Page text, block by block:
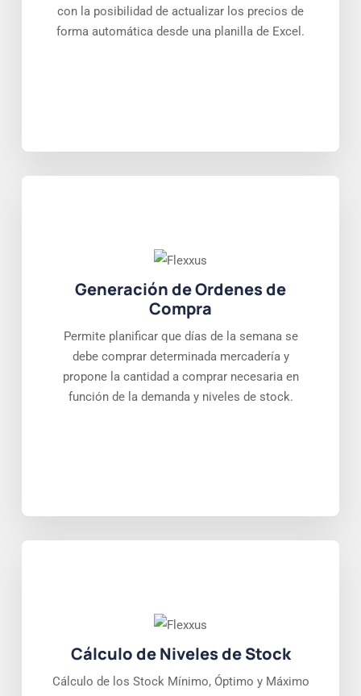
con la posibilidad de actualizar los precios de
forma automática desde una planilla de Excel.
Generación de Ordenes de
Compra
Permite planificar que días de la semana se
debe comprar determinada mercadería y
propone la cantidad a comprar necesaria en
función de la demanda y niveles de stock.
Cálculo de Niveles de Stock
Cálculo de los Stock Mínimo, Óptimo y Máximo